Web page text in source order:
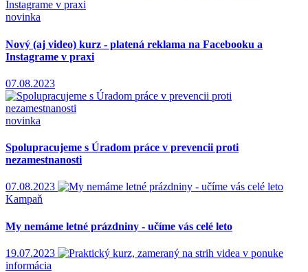
novinka
Nový (aj video) kurz - platená reklama na Facebooku a
Instagrame v praxi
07.08.2023
novinka
Spolupracujeme s Úradom práce v prevencii proti
nezamestnanosti
07.08.2023
Kampaň
My nemáme letné prázdniny - učíme vás celé leto
19.07.2023
informácia